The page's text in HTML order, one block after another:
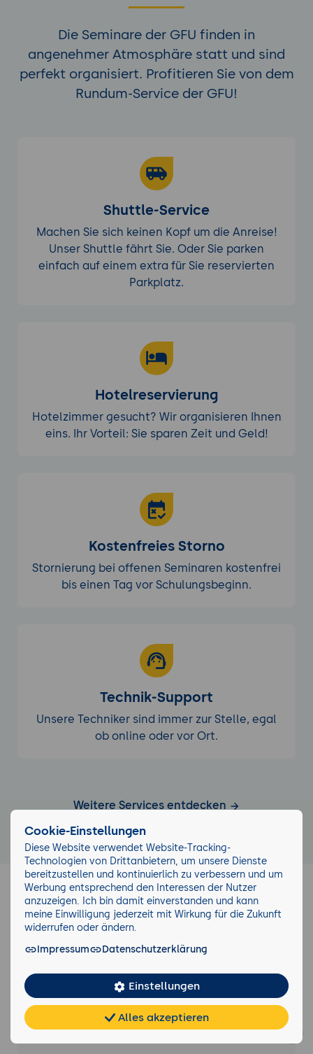
Die Seminare der GFU finden in
angenehmer Atmosphäre statt und sind
perfekt organisiert. Profitieren Sie von dem
Rundum-Service der GFU!
Shuttle-Service
Machen Sie sich keinen Kopf um die Anreise!
Unser Shuttle fährt Sie. Oder Sie parken
einfach auf einem extra für Sie reservierten
Parkplatz.
Hotelreservierung
Hotelzimmer gesucht? Wir organisieren Ihnen
eins. Ihr Vorteil: Sie sparen Zeit und Geld!
Kostenfreies Storno
Stornierung bei offenen Seminaren kostenfrei
bis einen Tag vor Schulungsbeginn.
Technik-Support
Unsere Techniker sind immer zur Stelle, egal
ob online oder vor Ort.
Weitere Services entdecken
Verwandte Seminare
Moodle Kurs-Erstellung und -Design
für Dozenten, Trainer und Lehrende
Teilen FAQ Cookies
Cookie-Einstellungen
Diese Website verwendet Website-Tracking-
Technologien von Drittanbietern, um unsere Dienste
bereitzustellen und kontinuierlich zu verbessern und um
Werbung entsprechend den Interessen der Nutzer
anzuzeigen. Ich bin damit einverstanden und kann
meine Einwilligung jederzeit mit Wirkung für die Zukunft
widerrufen oder ändern.
Impressum
Datenschutzerklärung
Einstellungen
Alles akzeptieren